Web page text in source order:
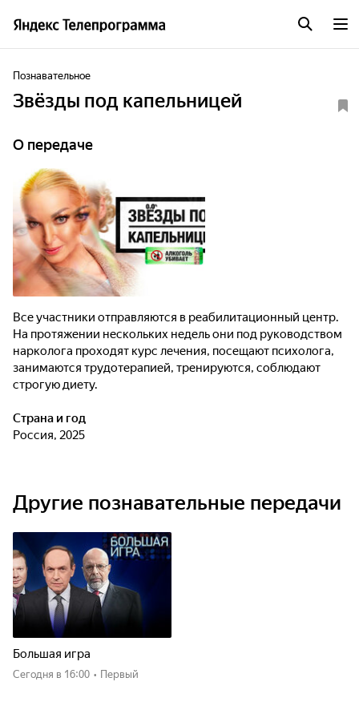
Познавательное
Звёзды под капельницей
О передаче
Все участники отправляются в реабилитационный центр.
На протяжении нескольких недель они под руководством
нарколога проходят курс лечения, посещают психолога,
занимаются трудотерапией, тренируются, соблюдают
строгую диету.
Страна и год
Россия, 2025
Другие познавательные передачи
Большая игра
Сегодня в 16:00 • Первый